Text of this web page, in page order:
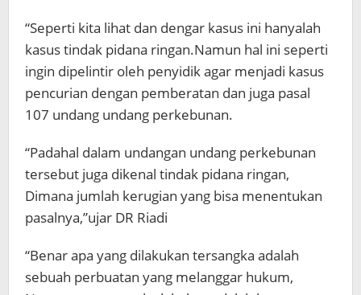
“Seperti kita lihat dan dengar kasus ini hanyalah
kasus tindak pidana ringan.Namun hal ini seperti
ingin dipelintir oleh penyidik agar menjadi kasus
pencurian dengan pemberatan dan juga pasal
107 undang undang perkebunan.
“Padahal dalam undangan undang perkebunan
tersebut juga dikenal tindak pidana ringan,
Dimana jumlah kerugian yang bisa menentukan
pasalnya,”ujar DR Riadi
“Benar apa yang dilakukan tersangka adalah
sebuah perbuatan yang melanggar hukum,